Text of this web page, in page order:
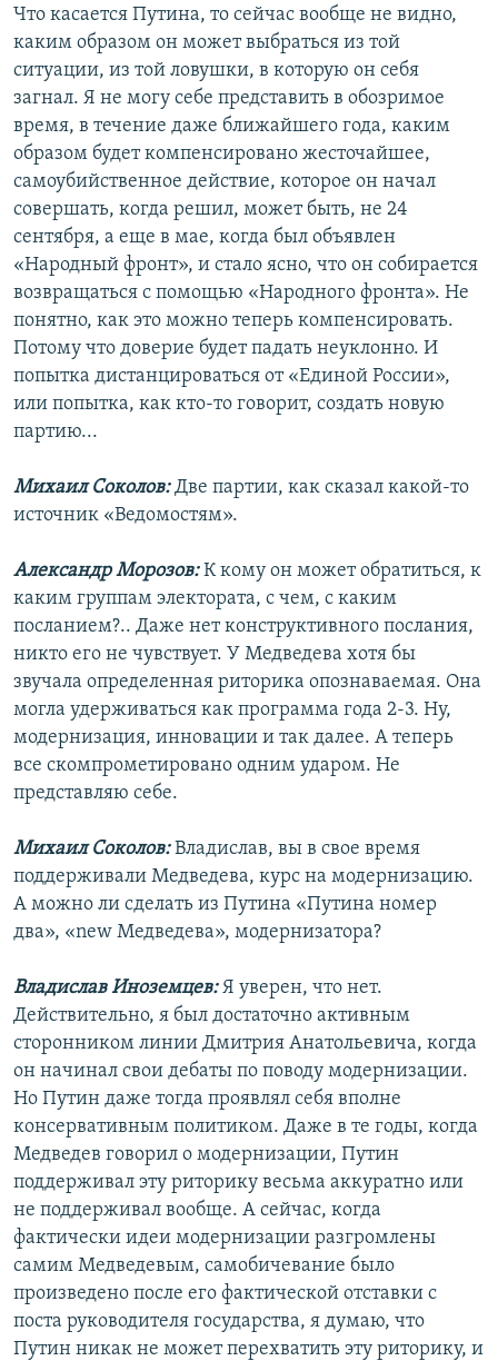
Что касается Путина, то сейчас вообще не видно,
каким образом он может выбраться из той
ситуации, из той ловушки, в которую он себя
загнал. Я не могу себе представить в обозримое
время, в течение даже ближайшего года, каким
образом будет компенсировано жесточайшее,
самоубийственное действие, которое он начал
совершать, когда решил, может быть, не 24
сентября, а еще в мае, когда был объявлен
«Народный фронт», и стало ясно, что он собирается
возвращаться с помощью «Народного фронта». Не
понятно, как это можно теперь компенсировать.
Потому что доверие будет падать неуклонно. И
попытка дистанцироваться от «Единой России»,
или попытка, как кто-то говорит, создать новую
партию...
Михаил Соколов:Две партии, как сказал какой-то
источник «Ведомостям».
Александр Морозов:К кому он может обратиться, к
каким группам электората, с чем, с каким
посланием?.. Даже нет конструктивного послания,
никто его не чувствует. У Медведева хотя бы
звучала определенная риторика опознаваемая. Она
могла удерживаться как программа года 2-3. Ну,
модернизация, инновации и так далее. А теперь
все скомпрометировано одним ударом. Не
представляю себе.
Михаил Соколов:Владислав, вы в свое время
поддерживали Медведева, курс на модернизацию.
А можно ли сделать из Путина «Путина номер
два», «new Медведева», модернизатора?
Владислав Иноземцев:Я уверен, что нет.
Действительно, я был достаточно активным
сторонником линии Дмитрия Анатольевича, когда
он начинал свои дебаты по поводу модернизации.
Но Путин даже тогда проявлял себя вполне
консервативным политиком. Даже в те годы, когда
Медведев говорил о модернизации, Путин
поддерживал эту риторику весьма аккуратно или
не поддерживал вообще. А сейчас, когда
фактически идеи модернизации разгромлены
самим Медведевым, самобичевание было
произведено после его фактической отставки с
поста руководителя государства, я думаю, что
Путин никак не может перехватить эту риторику, и